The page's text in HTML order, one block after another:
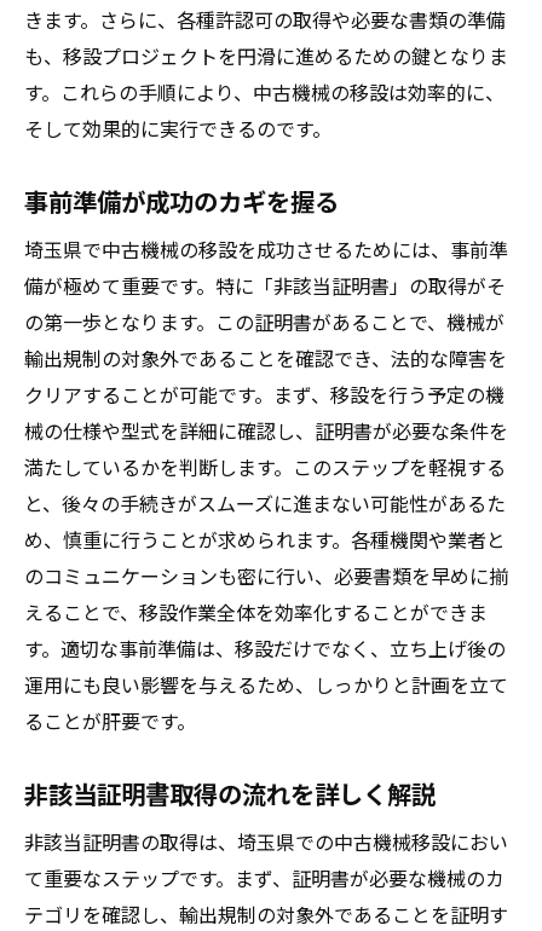
きます。さらに、各種許認可の取得や必要な書類の準備
も、移設プロジェクトを円滑に進めるための鍵となりま
す。これらの手順により、中古機械の移設は効率的に、
そして効果的に実行できるのです。
事前準備が成功のカギを握る
埼玉県で中古機械の移設を成功させるためには、事前準
備が極めて重要です。特に「非該当証明書」の取得がそ
の第一歩となります。この証明書があることで、機械が
輸出規制の対象外であることを確認でき、法的な障害を
クリアすることが可能です。まず、移設を行う予定の機
械の仕様や型式を詳細に確認し、証明書が必要な条件を
満たしているかを判断します。このステップを軽視する
と、後々の手続きがスムーズに進まない可能性があるた
め、慎重に行うことが求められます。各種機関や業者と
のコミュニケーションも密に行い、必要書類を早めに揃
えることで、移設作業全体を効率化することができま
す。適切な事前準備は、移設だけでなく、立ち上げ後の
運用にも良い影響を与えるため、しっかりと計画を立て
ることが肝要です。
非該当証明書取得の流れを詳しく解説
非該当証明書の取得は、埼玉県での中古機械移設におい
て重要なステップです。まず、証明書が必要な機械のカ
テゴリを確認し、輸出規制の対象外であることを証明す